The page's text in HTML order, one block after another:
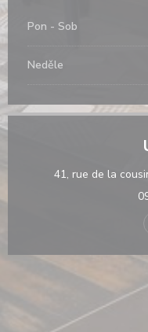
Pon - Sob
Neděle
41, rue de la